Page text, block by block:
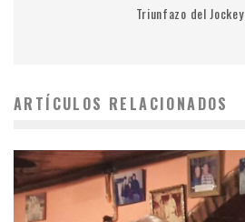
Triunfazo del Jockey
ARTÍCULOS RELACIONADOS